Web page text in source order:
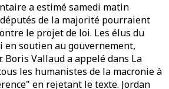
a estimé samedi matin
de la majorité pourraient
le projet de loi. Les élus du
soutien au gouvernement,
Boris Vallaud a appelé dans La
les humanistes de la macronie à
en rejetant le texte. Jordan